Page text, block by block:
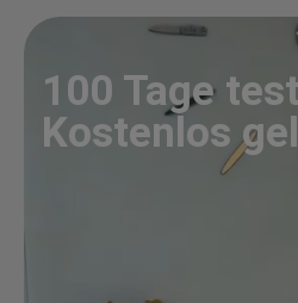
100 Tage
Kostenlos